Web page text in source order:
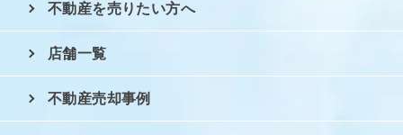
不動産を売りたい方へ
店舗一覧
不動産売却事例